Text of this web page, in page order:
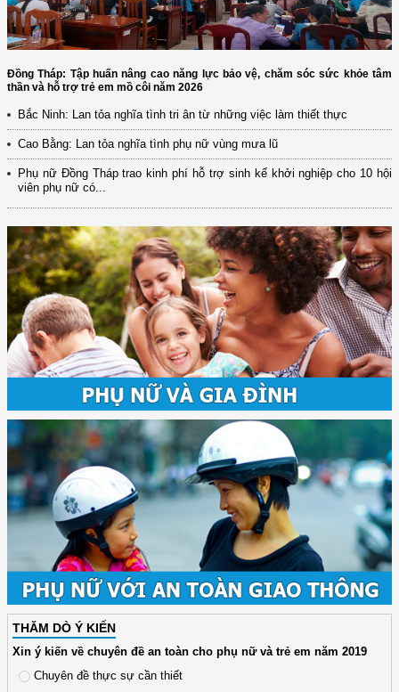
Đồng Tháp: Tập huấn nâng cao năng lực bảo vệ, chăm sóc sức khỏe tâm
thần và hỗ trợ trẻ em mồ côi năm 2026
Bắc Ninh: Lan tỏa nghĩa tình tri ân từ những việc làm thiết thực
Cao Bằng: Lan tỏa nghĩa tình phụ nữ vùng mưa lũ
Phụ nữ Đồng Tháp trao kinh phí hỗ trợ sinh kế khởi nghiệp cho 10 hội
viên phụ nữ có...
THĂM DÒ Ý KIẾN
Xin ý kiến về chuyên đề an toàn cho phụ nữ và trẻ em năm 2019
Chuyên đề thực sự cần thiết